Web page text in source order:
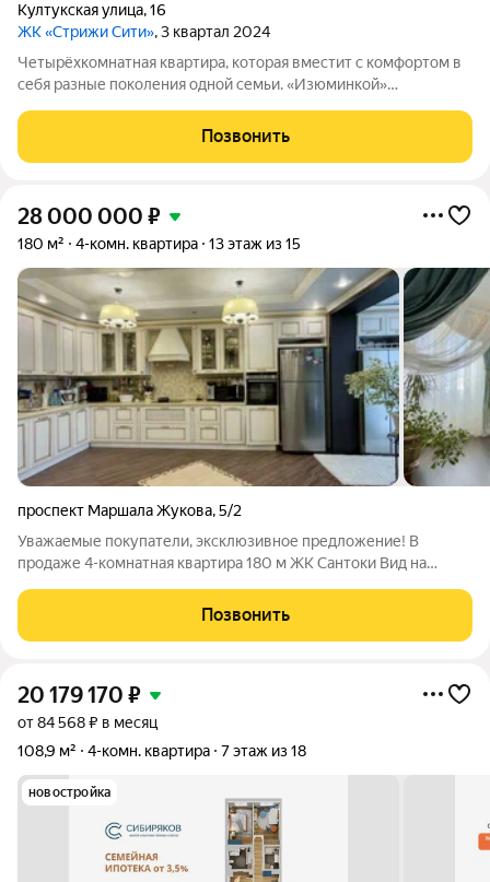
Култукская улица,16
ЖК «Стрижи Сити», 3 квартал 2024
Четырёхкомнатная квартира, которая вместит с комфортом в
себя разные поколения одной семьи. «Изюминкой»
угловое, с великолепными видами на улицу Советская.
Прихожая просторная, достаточная для
Позвонить
28 000 000 ₽
180 м² 4-комн. квартира 13 этаж из 15
проспект Маршала Жукова,5/2
Уважаемые покупатели, эксклюзивное предложение! В
продаже 4-комнатная квартира 180 м ЖК Сантоки Вид на
квартиру в одном из самых престижных и зеленых
Позвонить
20 179 170 ₽
от 84 568 ₽ в месяц
108,9 м²
4-комн. квартира 7 этаж из 18
новостройка